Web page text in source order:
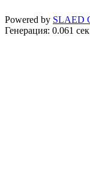
Powered by SLAED
Генерация: 0.061